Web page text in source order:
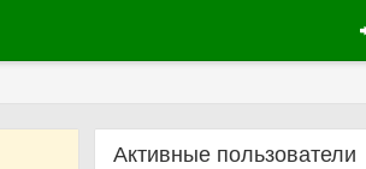
Активные пользователи